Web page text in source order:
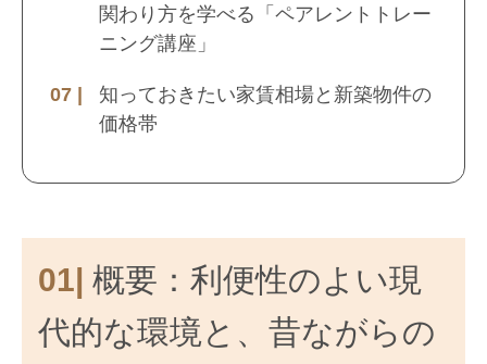
関わり方を学べる「ペアレントトレー
ニング講座」
知っておきたい家賃相場と新築物件の
価格帯
01| 概要：利便性のよい現
代的な環境と、昔ながらの